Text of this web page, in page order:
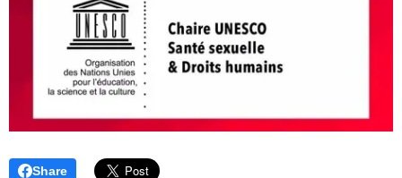
Share